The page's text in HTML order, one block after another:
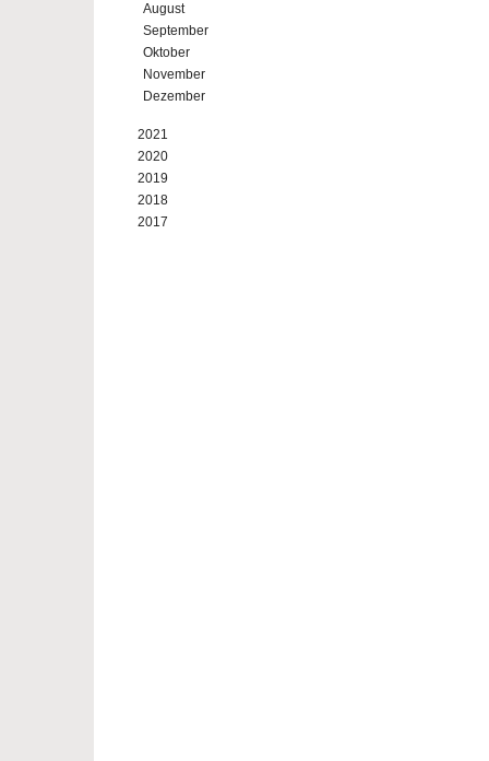
August
September
Oktober
November
Dezember
2021
2020
2019
2018
2017